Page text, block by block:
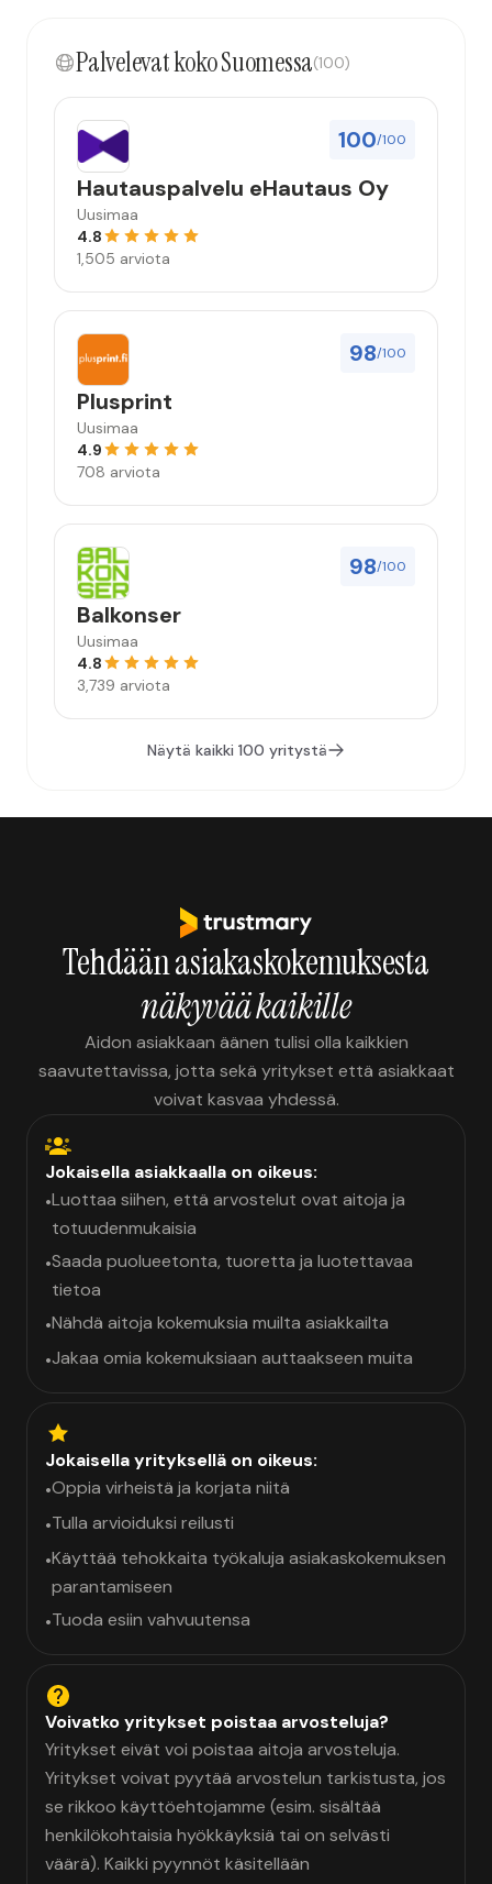
Palvelevat koko Suomessa(100)
100/100
Hautauspalvelu eHautaus Oy
Uusimaa
4.8
1,505 arviota
98/100
Plusprint
Uusimaa
4.9
708 arviota
98/100
Balkonser
Uusimaa
4.8
3,739 arviota
Näytä kaikki 100 yritystä
Tehdään asiakaskokemuksesta
näkyvää kaikille
Aidon asiakkaan äänen tulisi olla kaikkien
saavutettavissa, jotta sekä yritykset että asiakkaat
voivat kasvaa yhdessä.
Jokaisella asiakkaalla on oikeus:
•Luottaa siihen, että arvostelut ovat aitoja ja
totuudenmukaisia
•Saada puolueetonta, tuoretta ja luotettavaa
tietoa
•Nähdä aitoja kokemuksia muilta asiakkailta
•Jakaa omia kokemuksiaan auttaakseen muita
Jokaisella yrityksellä on oikeus:
•Oppia virheistä ja korjata niitä
•Tulla arvioiduksi reilusti
•Käyttää tehokkaita työkaluja asiakaskokemuksen
parantamiseen
•Tuoda esiin vahvuutensa
Voivatko yritykset poistaa arvosteluja?
Yritykset eivät voi poistaa aitoja arvosteluja.
Yritykset voivat pyytää arvostelun tarkistusta, jos
se rikkoo käyttöehtojamme (esim. sisältää
henkilökohtaisia hyökkäyksiä tai on selvästi
väärä). Kaikki pyynnöt käsitellään